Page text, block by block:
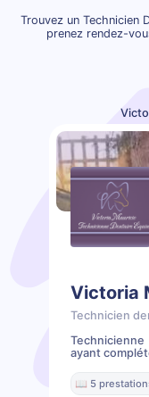
Trouvez un Technicien
prenez rendez-
Victoria
Technicien
ayant
📖 5